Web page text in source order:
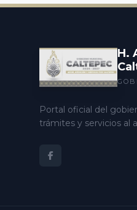
H.
Portal oficial del
trámites y servicios al